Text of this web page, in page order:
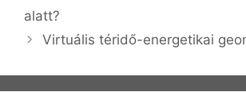
navigáció
alatt?
Virtuális téridő-energetikai